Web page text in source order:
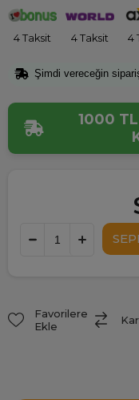
4 Taksit 4 Taksit 4
Şimdi vereceğin
1000
Favorilere
Ekle